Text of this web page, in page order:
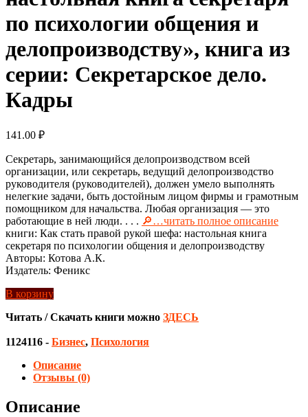
по психологии общения и
делопроизводству», книга из
серии: Секретарское дело.
Кадры
141.00 ₽
Секретарь, занимающийся делопроизводством всей
организации, или секретарь, ведущий делопроизводство
руководителя (руководителей), должен умело выполнять
нелегкие задачи, быть достойным лицом фирмы и грамотным
помощником для начальства. Любая организация — это
работающие в ней люди. . . . 🔎…читать полное описание
книги: Как стать правой рукой шефа: настольная книга
секретаря по психологии общения и делопроизводству
Авторы: Котова А.К.
Издатель: Феникс
В корзину
Читать / Скачать книги можно ЗДЕСЬ
1124116 - Бизнес, Психология
Описание
Отзывы (0)
Описание